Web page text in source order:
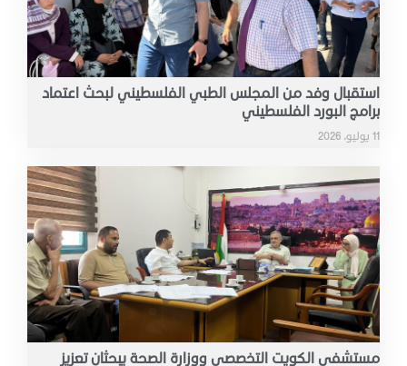
استقبال وفد من المجلس الطبي الفلسطيني لبحث اعتماد
برامج البورد الفلسطيني
11 يوليو، 2026
مستشفى الكويت التخصصي ووزارة الصحة يبحثان تعزيز